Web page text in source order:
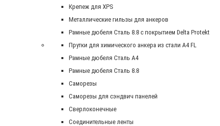
Крепеж для XPS
Металлические гильзы для анкеров
Рамные дюбеля Сталь 8.8 с покрытием Delta Protekt
Прутки для химического анкера из стали А4 FL
Рамные дюбеля Сталь A4
Рамные дюбеля Сталь 8.8
Саморезы
Саморезы для сэндвич панелей
Сверлоконечные
Соединительные ленты